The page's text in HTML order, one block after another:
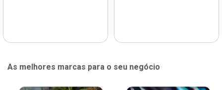
As melhores marcas para o seu negócio